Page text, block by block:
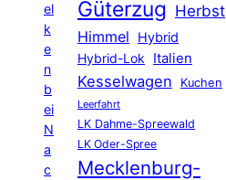
el
k
e
n
b
ei
N
a
c
Güterzug Herbst
Himmel
Hybrid
Hybrid-Lok Italien
Kesselwagen Kuchen
Leerfahrt
LK Dahme-Spreewald
LK Oder-Spree
Mecklenburg-